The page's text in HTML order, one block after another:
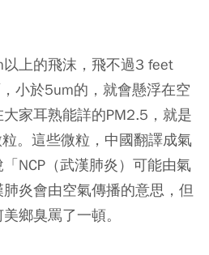
上的飛沫，飛不過3 feet
小於5um的，就會懸浮在空
家耳熟能詳的PM2.5，就是
。這些微粒，中國翻譯成氣
NCP（武漢肺炎）可能由氣
肺炎會由空氣傳播的意思，但
鄉臭罵了一頓。